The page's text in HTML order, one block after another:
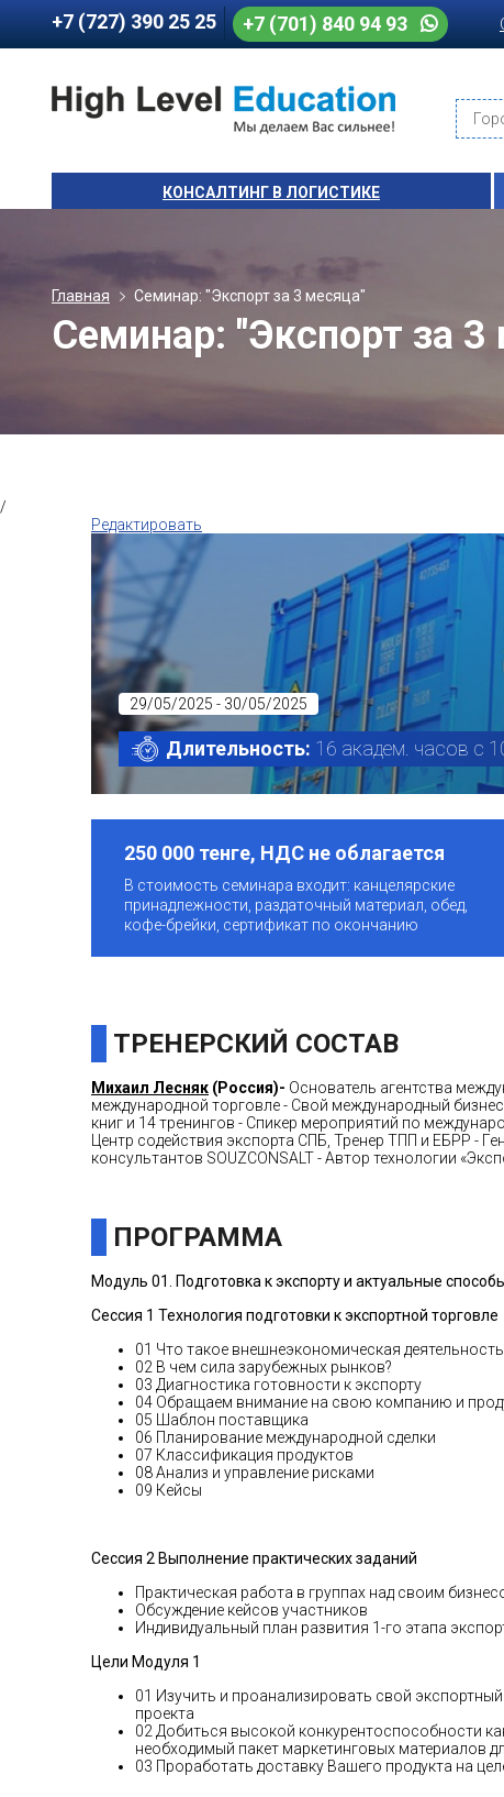
+7 (727) 390 25 25 +7 (701) 840 94 93
КОНСАЛТИНГ В ЛОГИСТИКЕ
Главная Семинар: "Экспорт за 3 месяца"
Семинар: "Экспорт за 3
/
Редактировать
29/05/2025 - 30/05/2025
Длительность: 16 академ. часов с
250 000 тенге, НДС не облагается
В стоимость семинара входит: канцелярские
принадлежности, раздаточный материал, обед,
кофе-брейки, сертификат по окончанию
ТРЕНЕРСКИЙ СОСТАВ
Михаил Лесняк (Россия)- Основатель агентства
международной торговле - Свой международный
книг и 14 тренингов - Спикер мероприятий по
Центр содействия экспорта СПБ, Тренер ТПП и ЕБРР -
консультантов SOUZCONSALT - Автор технологии
ПРОГРАММА
Модуль 01 Подготовка к экспорту и актуальные
Сессия 1 Технология подготовки к экспортной торговле
01 Что такое внешнеэкономическая
02 В чем сила зарубежных рынков?
03 Диагностика готовности к экспорту
04 Обращаем внимание на свою компанию и
05 Шаблон поставщика
06 Планирование международной сделки
07 Классификация продуктов
08 Анализ и управление рисками
09 Кейсы
Сессия 2 Выполнение практических заданий
Практическая работа в группах над своим
Обсуждение кейсов участников
Индивидуальный план развития 1-го этапа
Цели Модуля 1
01 Изучить и проанализировать свой
проекта
02 Добиться высокой конкурентоспособности
необходимый пакет маркетинговых материалов
03 Проработать доставку Вашего продукта на